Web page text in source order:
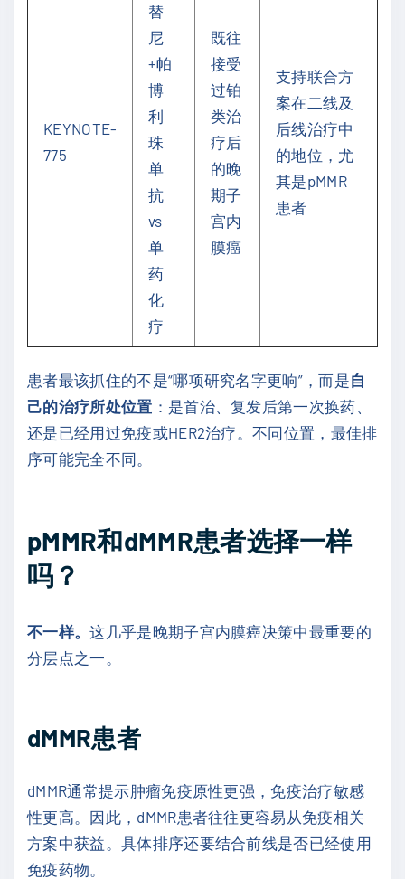
KEYNOTE-
775
替
尼
+帕
博
利
珠
单
抗
vs
单
药
化
疗
既往
接受
过铂
类治
疗后
的晚
期子
宫内
膜癌
支持联合方
案在二线及
后线治疗中
的地位，尤
其是pMMR
患者
患者最该抓住的不是“哪项研究名字更响”，而是自
己的治疗所处位置 ：是首治、复发后第一次换药、
还是已经用过免疫或HER2治疗。不同位置，最佳排
序可能完全不同。
pMMR和dMMR患者选择一样
吗？
不一样。这几乎是晚期子宫内膜癌决策中最重要的
分层点之一。
dMMR患者
dMMR通常提示肿瘤免疫原性更强，免疫治疗敏感
性更高。因此，dMMR患者往往更容易从免疫相关
方案中获益。具体排序还要结合前线是否已经使用
免疫药物。